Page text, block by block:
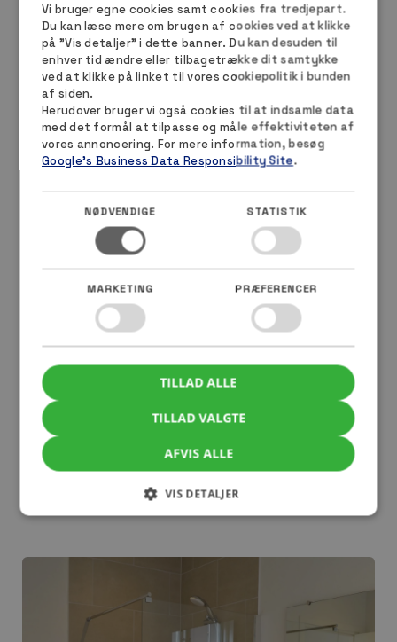
Vi bruger egne cookies samt cookies fra tredjepart.
Du kan læse mere om brugen af cookies ved at klikke
på ”Vis detaljer” i dette banner. Du kan desuden til
enhver tid ændre eller tilbagetrække dit samtykke
ved at klikke på linket til vores cookiepolitik i bunden
af siden.
Herudover bruger vi også cookies til at indsamle data
med det formål at tilpasse og måle effektiviteten af
vores annoncering. For mere information, besøg
Google's Business Data Responsibility Site.
NØDVENDIGE STATISTIK
MARKETING PRÆFERENCER
TILLAD VALGTE
TILLAD ALLE
AFVIS ALLE
VIS DETALJER